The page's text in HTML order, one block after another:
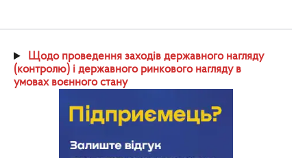
Щодо проведення заходів державного нагляду
(контролю) і державного ринкового нагляду в
умовах воєнного стану